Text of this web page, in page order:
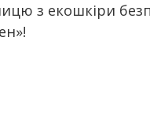
з екошкіри